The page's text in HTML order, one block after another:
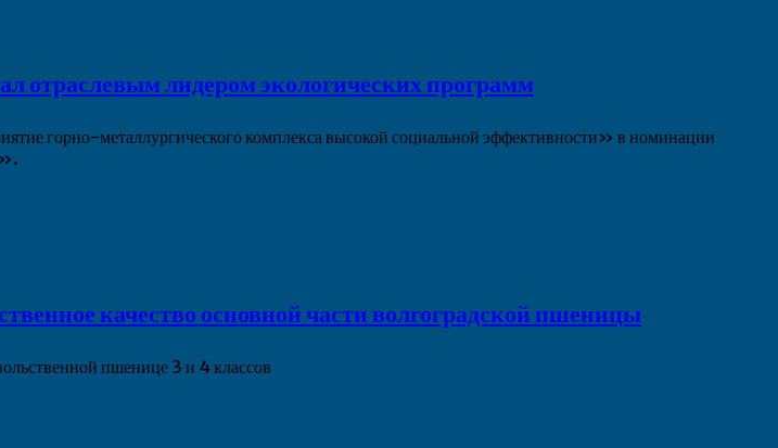
отраслевым лидером экологических программ
горно-металлургического комплекса высокой социальной эффективности» в номинации
качество основной части волгоградской пшеницы
пшенице 3 и 4 классов